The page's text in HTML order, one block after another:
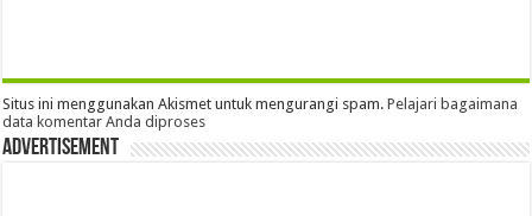
Situs ini menggunakan Akismet untuk mengurangi spam.Pelajari bagaimana
data komentar Anda diproses
Advertisement